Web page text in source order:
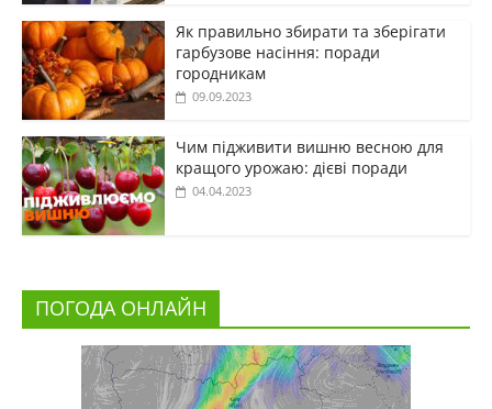
Як правильно збирати та зберігати
гарбузове насіння: поради
городникам
09.09.2023
Чим підживити вишню весною для
кращого урожаю: дієві поради
04.04.2023
ПОГОДА ОНЛАЙН